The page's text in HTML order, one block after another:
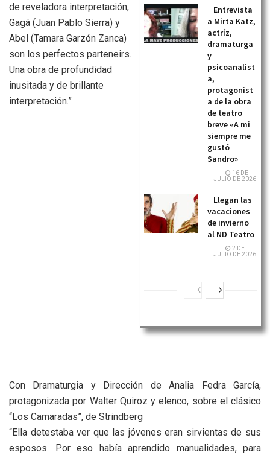
Entrevista
a Mirta Katz,
actríz,
dramaturga
y
psicoanalist
a,
protagonist
a de la obra
de teatro
breve «A mi
siempre me
gustó
Sandro»
16 DE
JULIO DE 2026
Llegan las
vacaciones
de invierno
al ND Teatro
2 DE
JULIO DE 2026
de reveladora interpretación,
Gagá (Juan Pablo Sierra) y
Abel (Tamara Garzón Zanca)
son los perfectos parteneirs.
Una obra de profundidad
inusitada y de brillante
interpretación.”
Con Dramaturgia y Dirección de Analia Fedra García,
protagonizada por Walter Quiroz y elenco, sobre el clásico
“Los Camaradas”, de Strindberg
“Ella detestaba ver que las jóvenes eran sirvientas de sus
esposos. Por eso había aprendido manualidades, para